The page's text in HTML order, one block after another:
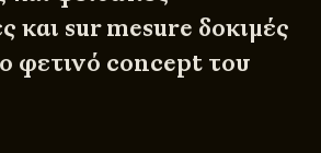
και sur mesure δοκιμές
φετινό concept του